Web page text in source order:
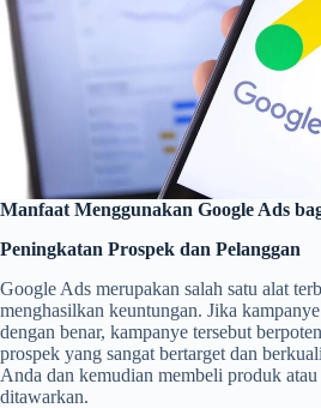
Manfaat Menggunakan Google Ads
Peningkatan Prospek dan Pelanggan
Google Ads merupakan salah satu alat
menghasilkan keuntungan. Jika
dengan benar, kampanye tersebut
prospek yang sangat bertarget dan
Anda dan kemudian membeli produk
ditawarkan.